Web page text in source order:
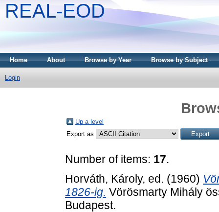
REAL-EOD
Home About Browse by Year Browse by Subject
Login
Up a level
Export as
Number of items: 17.
Horváth, Károly, ed. (1960)
1826-ig. Vörösmarty Mihály
Budapest.